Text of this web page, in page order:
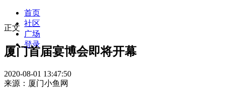
首页
社区
广场
登录
正文
厦门首届宴博会即将开幕
2020-08-01 13:47:50
来源：厦门小鱼网